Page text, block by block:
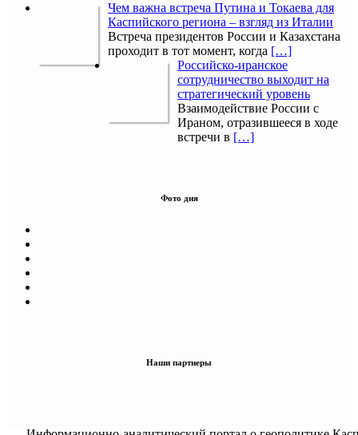
Чем важна встреча Путина и Токаева для
Каспийского региона – взгляд из Италии
Встреча президентов России и Казахстана
проходит в тот момент, когда […]
Российско-иранское
сотрудничество выходит на
стратегический уровень
Взаимодействие России с
Ираном, отразившееся в ходе
встречи в […]
Фото дня
Наши партнеры